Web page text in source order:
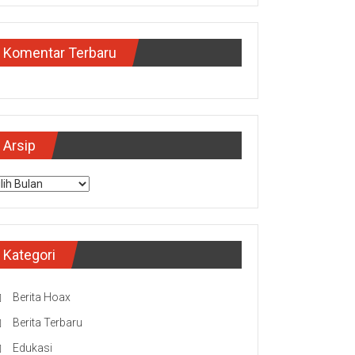
Komentar Terbaru
Arsip
Kategori
Berita Hoax
Berita Terbaru
Edukasi